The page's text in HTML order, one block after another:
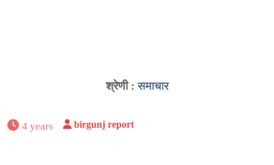
श्रेणी :समाचार
4 years birgunj report